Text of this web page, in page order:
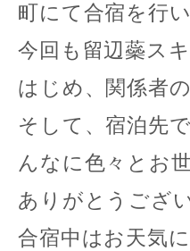
町にて合宿を行
今回も留辺蘂ス
はじめ、関係者
そして、宿泊先
んなに色々とお
ありがとうござ
合宿中はお天気